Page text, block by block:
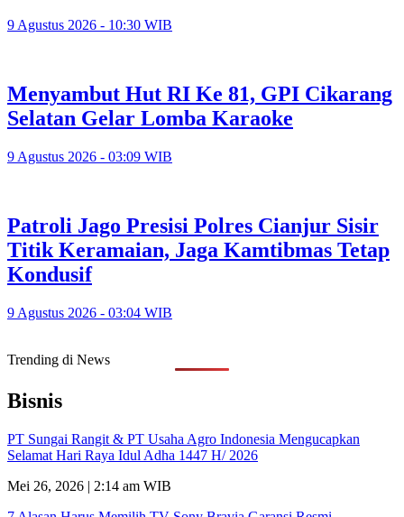
9 Agustus 2026 - 10:30 WIB
Menyambut Hut RI Ke 81, GPI Cikarang
Selatan Gelar Lomba Karaoke
9 Agustus 2026 - 03:09 WIB
Patroli Jago Presisi Polres Cianjur Sisir
Titik Keramaian, Jaga Kamtibmas Tetap
Kondusif
9 Agustus 2026 - 03:04 WIB
Trending di News
Bisnis
PT Sungai Rangit & PT Usaha Agro Indonesia Mengucapkan
Selamat Hari Raya Idul Adha 1447 H/ 2026
Mei 26, 2026 | 2:14 am WIB